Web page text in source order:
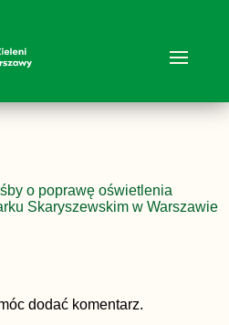
o poprawę oświetlenia
Skaryszewskim w Warszawie
dodać komentarz.